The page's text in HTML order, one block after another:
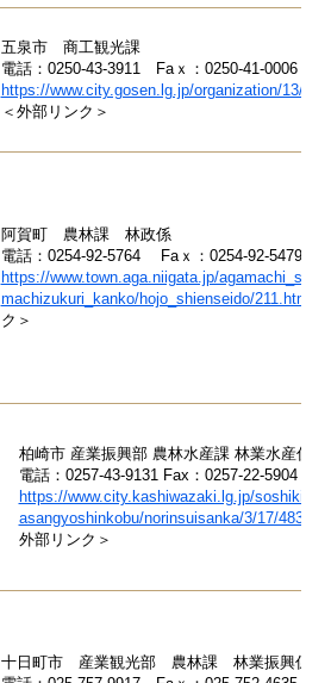
五泉市 商工観光課
電話：0250-43-3911 Faｘ：0250-41-0006
https://www.city.gosen.lg.jp/organization/13/6/
＜外部リンク＞
阿賀町 農林課 林政係
電話：0254-92-5764 Faｘ：0254-92-5479
https://www.town.aga.niigata.jp/
machizukuri_kanko/hojo_shienseido/211.html
ク＞
柏崎市 産業振興部 農林水産課 林業水産係
電話：0257-43-9131 Fax：0257-22-5904
https://www.city.kashiwazaki.lg.jp/
asangyoshinkobu/norinsuisanka/3/17/
外部リンク＞
十日町市 産業観光部 農林課 林業振興係